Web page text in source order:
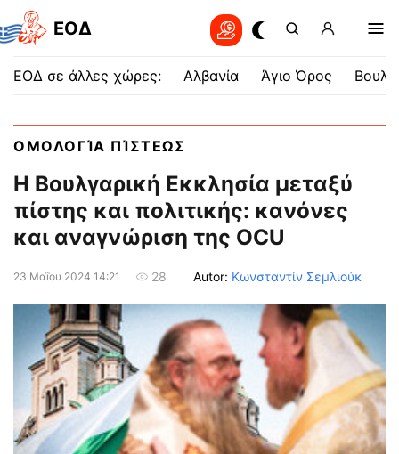
EOΔ
ΕΟΔ σε άλλες χώρες: Αλβανία Άγιο Όρος
ΟΜΟΛΟΓΊΑ ΠΊΣΤΕΩΣ
Η Βουλγαρική Εκκλησία μεταξύ
πίστης και πολιτικής: κανόνες
και αναγνώριση της OCU
23 Μαΐου 2024 14:21 28 Autor: Κωνσταντίν Σεμλιούκ